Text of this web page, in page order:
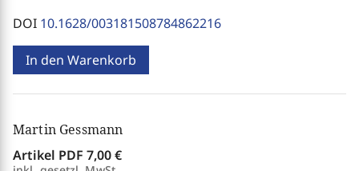
DOI 10.1628/003181508784862216
In den Warenkorb
Martin Gessmann
Artikel PDF 7,00 €